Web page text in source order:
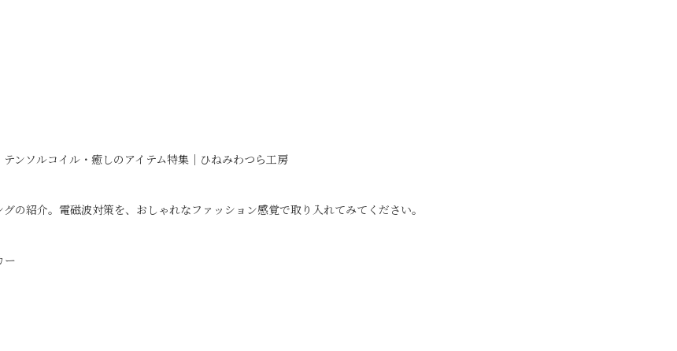
ンソルコイル・癒しのアイテム特集｜ひねみわつら工房
の紹介。電磁波対策を、おしゃれなファッション感覚で取り入れてみてください。
ー